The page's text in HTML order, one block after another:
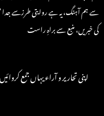
سے ہم آہنگ، یہ ہے روایتی طرزسے
کی خبریں، منبع سے براہِ راست
: اپنی تحاریر و آراء یہاں جمع کروائیں